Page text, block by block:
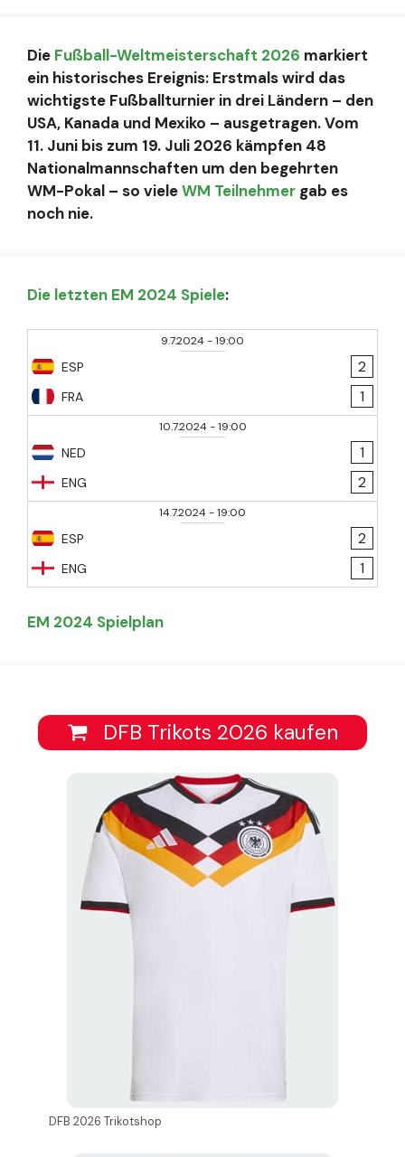
Die Fußball-Weltmeisterschaft 2026 markiert
ein historisches Ereignis: Erstmals wird das
wichtigste Fußballturnier in drei Ländern – den
USA, Kanada und Mexiko – ausgetragen. Vom
11. Juni bis zum 19. Juli 2026 kämpfen 48
Nationalmannschaften um den begehrten
WM-Pokal – so vieleWM Teilnehmer gab es
noch nie.
Die letzten EM 2024 Spiele:
9.7.2024-19:00
ESP
FRA
2
1
10.7.2024-19:00
NED
ENG
1
2
14.7.2024-19:00
ESP
ENG
2
1
EM 2024 Spielplan
DFB Trikots 2026 kaufen
DFB 2026 Trikotshop